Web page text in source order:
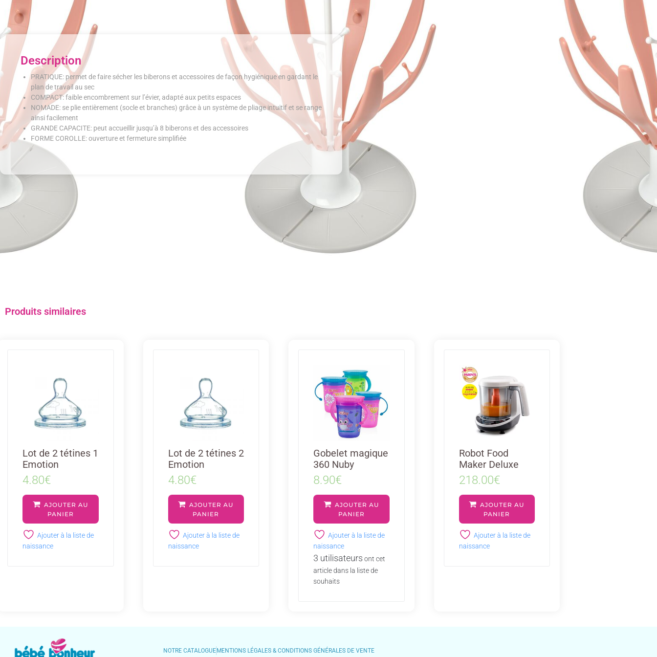
Description
PRATIQUE: permet de faire sécher les biberons et accessoires de façon hygiénique en gardant le
plan de travail au sec
COMPACT: faible encombrement sur l’évier, adapté aux petits espaces
NOMADE: se plie entièrement (socle et branches) grâce à un système de pliage intuitif et se range
ainsi facilement
GRANDE CAPACITE: peut accueillir jusqu’à 8 biberons et des accessoires
FORME COROLLE: ouverture et fermeture simplifiée
Produits similaires
Lot de 2 tétines 1
Emotion
4.80€
AJOUTER AU
PANIER
Ajouter à la liste de
naissance
Lot de 2 tétines 2
Emotion
4.80€
AJOUTER AU
PANIER
Ajouter à la liste de
naissance
Gobelet magique
360 Nuby
8.90€
AJOUTER AU
PANIER
Ajouter à la liste de
naissance
3 utilisateurs ont cet
article dans la liste de
souhaits
Robot Food
Maker Deluxe
218.00€
AJOUTER AU
PANIER
Ajouter à la liste de
naissance
NOTRE CATALOGUEMENTIONS LÉGALES & CONDITIONS GÉNÉRALES DE VENTE